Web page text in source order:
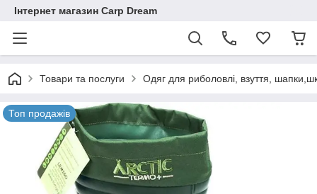
Інтернет магазин Carp Dream
Товари та послуги Одяг для риболовлі, взуття,
Топ продажів